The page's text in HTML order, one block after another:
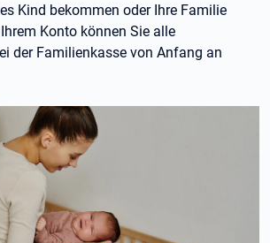
Kind bekommen oder Ihre Familie
Konto können Sie alle
der Familienkasse von Anfang an